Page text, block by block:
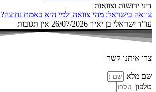
דיני ירושות וצוואות
צוואה בישראל: מהי צוואה ולמי היא באמת נחוצה?
עו"ד ישראלי בן יאיר 26/07/2026 אין תגובות
צרו איתנו קשר
שם מלא
טלפון